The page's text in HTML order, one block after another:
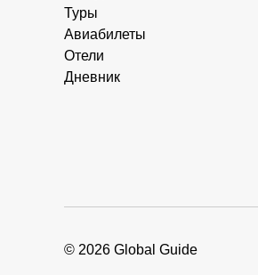
Туры
Авиабилеты
Отели
Дневник
© 2026 Global Guide